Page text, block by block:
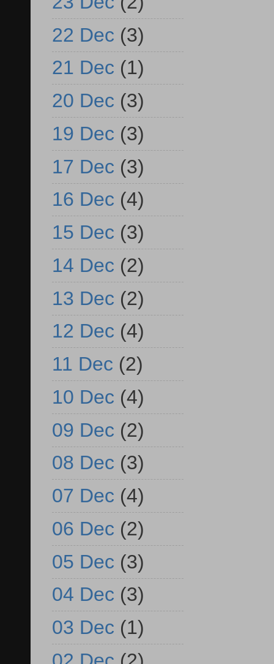
22 Dec (3)
21 Dec (1)
20 Dec (3)
19 Dec (3)
17 Dec (3)
16 Dec (4)
15 Dec (3)
14 Dec (2)
13 Dec (2)
12 Dec (4)
11 Dec (2)
10 Dec (4)
09 Dec (2)
08 Dec (3)
07 Dec (4)
06 Dec (2)
05 Dec (3)
04 Dec (3)
03 Dec (1)